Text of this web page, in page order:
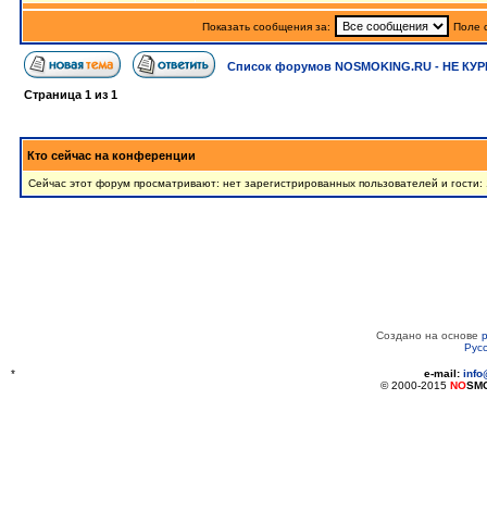
Показать сообщения за: Поле
Список форумов NOSMOKING.RU - НЕ
Страница 1 из 1
Кто сейчас на конференции
Сейчас этот форум просматривают: нет зарегистрированных пользователей и гости:
Создано на основе
* e-mail:
© 2000-2015 NO